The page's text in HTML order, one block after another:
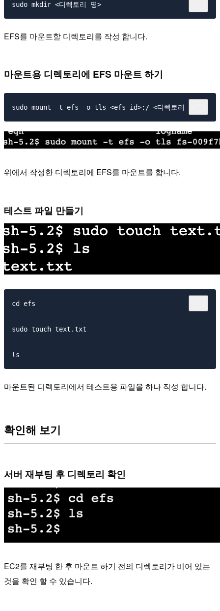
EFS를 마운트할 디렉토리를 작성 합니다.
마운트용 디렉토리에 EFS 마운트 하기
위에서 작성한 디렉토리에 EFS를 마운트를 합니다.
테스트 파일 만들기
cd efs
sudo touch text.txt
마운트된 디렉토리에서 테스트용 파일을 하나 작성 합니다.
확인해 보기
서버 재부팅 후 디렉토리 확인
EC2를 재부팅 한 후 마운트 하기 전의 디렉토리가 비어 있는
것을 확인 할 수 있습니다.